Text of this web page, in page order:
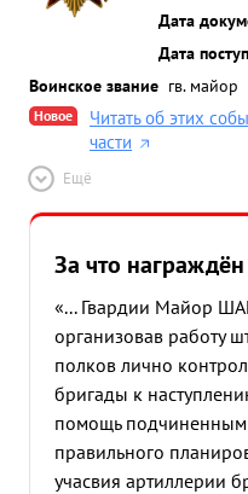
Дата
Дата
Воинское звание гв. майор
Новое
Читать об этих
части
Ещё
За что награждён
«... Гвардии Майор
организовав работу
полков лично
бригады к
помощь подчиненным
правильного
учасвия артиллерии